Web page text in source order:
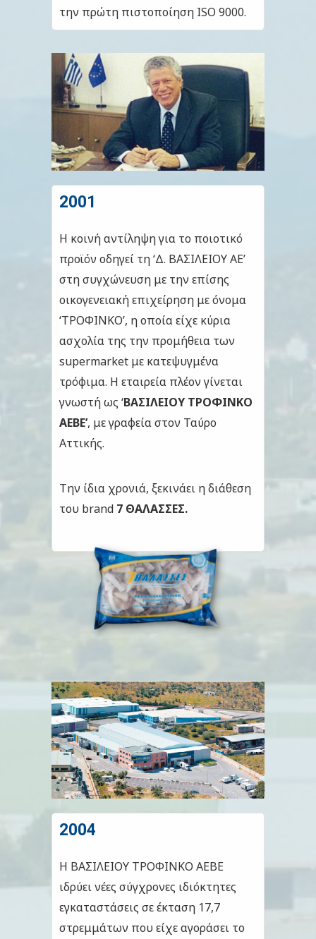
την πρώτη πιστοποίηση ISO 9000.
2001
Η κοινή αντίληψη για το ποιοτικό
προϊόν οδηγεί τη ‘Δ. ΒΑΣΙΛΕΙΟΥ ΑΕ’
στη συγχώνευση με την επίσης
οικογενειακή επιχείρηση με όνομα
‘ΤΡΟΦΙΝΚΟ’, η οποία είχε κύρια
ασχολία της την προμήθεια των
supermarketμε κατεψυγμένα
τρόφιμα. Η εταιρεία πλέον γίνεται
γνωστή ως ‘ΒΑΣΙΛΕΙΟΥ ΤΡΟΦΙΝΚΟ
ΑΕΒΕ’, με γραφεία στον Ταύρο
Αττικής.
Την ίδια χρονιά, ξεκινάει η διάθεση
του brand7 ΘΑΛΑΣΣΕΣ.
2004
Η ΒΑΣΙΛΕΙΟΥ ΤΡΟΦΙΝΚΟ ΑΕΒΕ
ιδρύει νέες σύγχρονες ιδιόκτητες
εγκαταστάσεις σε έκταση 17,7
στρεμμάτων που είχε αγοράσει το